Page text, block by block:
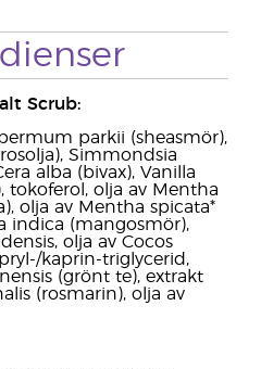
Scrub:
parkii (sheasmör),
Simmondsia
alba (bivax), Vanilla
tokoferol, olja av Mentha
olja av Mentha spicata*
indica (mangosmör),
olja av Cocos
kaprin-triglycerid,
(grönt te), extrakt
(rosmarin), olja av